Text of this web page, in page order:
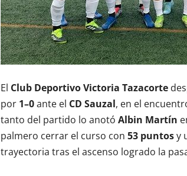
El Club Deportivo Victoria Tazacorte
por 1–0ante el CD Sauzal, en el
tanto del partido lo anotó Albin Martín
palmero cerrar el curso con 53 puntosy
trayectoria tras el ascenso logrado la